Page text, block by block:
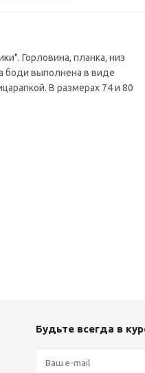
Горловина, планка, низ
боди выполнена в виде
В размерах 74 и 80
Будьте всегда в